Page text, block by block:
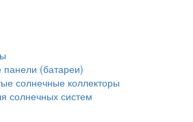
панели (батареи)
солнечные коллекторы
солнечных систем